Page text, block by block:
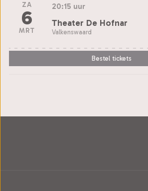
ZA
6
MRT
20:15 uur
Theater De Hofnar
Valkenswaard
Bestel tickets